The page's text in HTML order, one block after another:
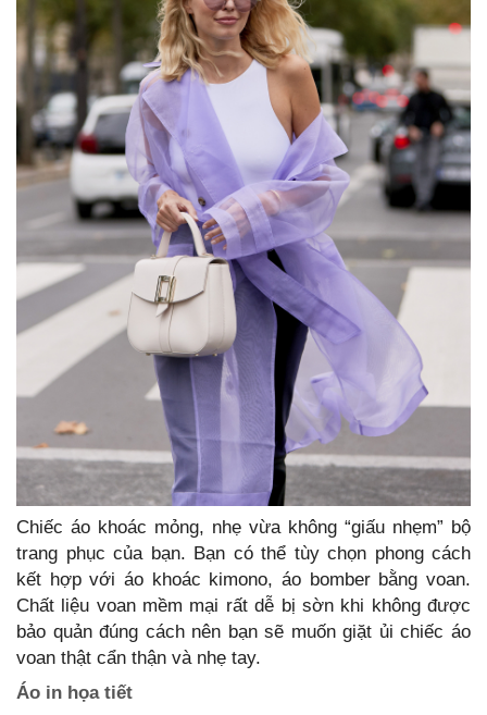
Chiếc áo khoác mỏng, nhẹ vừa không “giấu nhẹm” bộ
trang phục của bạn. Bạn có thể tùy chọn phong cách
kết hợp với áo khoác kimono, áo bomber bằng voan.
Chất liệu voan mềm mại rất dễ bị sờn khi không được
bảo quản đúng cách nên bạn sẽ muốn giặt ủi chiếc áo
voan thật cẩn thận và nhẹ tay.
Áo in họa tiết